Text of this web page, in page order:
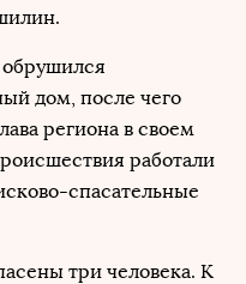
обрушился
дом, после чего
региона в своем
работали
спасательные
три человека. К